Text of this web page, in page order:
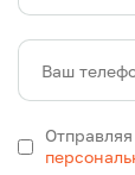
Ваш